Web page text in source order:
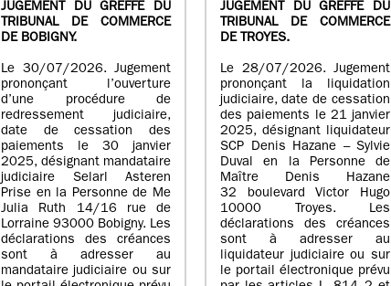
JUGEMENT DU GREFFE DU
TRIBUNAL DE COMMERCE
DE BOBIGNY.
Le 30/07/2026. Jugement
prononçant l’ouverture
d’une procédure de
redressement judiciaire,
date de cessation des
paiements le 30 janvier
2025, désignant mandataire
judiciaire Selarl Asteren
Prise en la Personne de Me
Julia Ruth 14/16 rue de
Lorraine 93000 Bobigny. Les
déclarations des créances
sont à adresser au
mandataire judiciaire ou sur
JUGEMENT DU GREFFE DU
TRIBUNAL DE COMMERCE
DE TROYES.
Le 28/07/2026. Jugement
prononçant la liquidation
judiciaire, date de cessation
des paiements le 21 janvier
2025, désignant liquidateur
SCP Denis Hazane – Sylvie
Duval en la Personne de
Maître Denis Hazane
32 boulevard Victor Hugo
10000 Troyes. Les
déclarations des créances
sont à adresser au
liquidateur judiciaire ou sur
le portail électronique prévu